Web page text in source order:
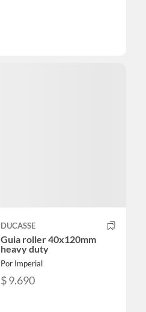
DUCASSE
Guia roller 40x120mm
heavy duty
Por Imperial
$ 9.690